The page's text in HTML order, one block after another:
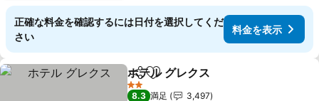
正確な料金を確認するには日付を選択してくだ
さい
料金を表示
シェアお気に入りに追加
ホテル グレクス
2 ホテルのランク
8.3 満足
3,497